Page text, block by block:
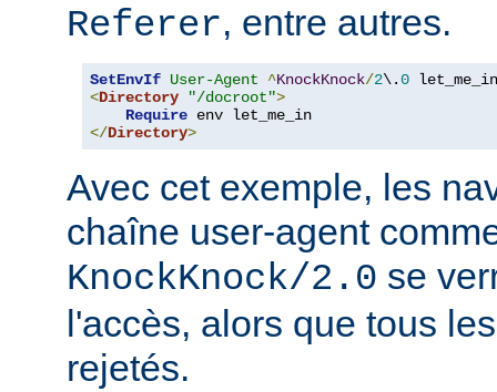
Referer, entre autres.
SetEnvIf User-Agent ^KnockKnock/2\.0
<Directory "/docroot">
Require
</Directory>
Avec cet exemple, les
chaîne user-agent
KnockKnock/2.0 se
l'accès, alors que tous
rejetés.